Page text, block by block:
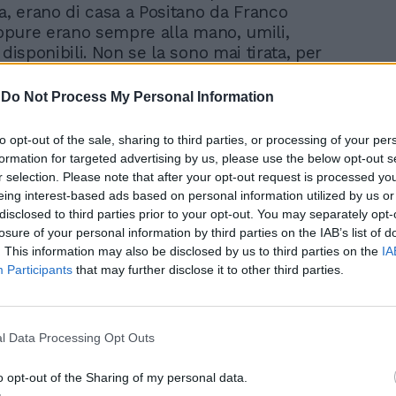
Do Not Process My Personal Information
opt-out of the sale, sharing to third parties, or processing of your
for targeted advertising by us, please use the below opt-out
selection. Please note that after your opt-out request is processed
interest-based ads based on personal information utilized by us
to third parties prior to your opt-out. You may separately
of your personal information by third parties on the IAB’s list of
This information may also be disclosed by us to third parties on the
Participants that may further disclose it to other third parties.
Data Processing Opt Outs
opt-out of the Sharing of my personal data.
erano di casa a Positano da Franco
erano sempre alla mano, umili,
Non se la sono mai tirata, per
che le rendeva irresistibili. Erano
facevano, eppure non si prendevano
serio. Erano un'ispirazione per me, un
rifarmi.Mi mancheranno moltissimo».
ospitate a Domenica In si percepisce
complicità fra di voi...
per me le avrei avute ogni domenica in
Da anni abitavano lontano, a Gruenwald
italiano le amava ancora come ai